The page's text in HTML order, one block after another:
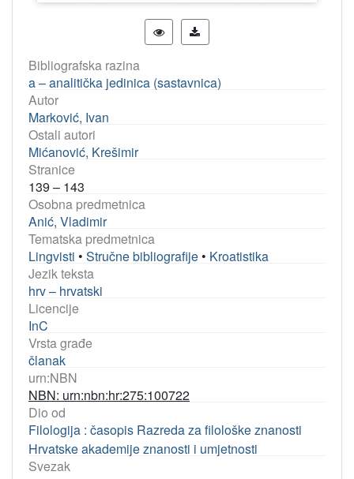
Bibliografska razina
a – analitička jedinica (sastavnica)
Autor
Marković, Ivan
Ostali autori
Mićanović, Krešimir
Stranice
139 – 143
Osobna predmetnica
Anić, Vladimir
Tematska predmetnica
Lingvisti • Stručne bibliografije • Kroatistika
Jezik teksta
hrv – hrvatski
Licencije
InC
Vrsta građe
članak
urn:NBN
NBN: urn:nbn:hr:275:100722
Dio od
Filologija : časopis Razreda za filološke znanosti
Hrvatske akademije znanosti i umjetnosti
Svezak